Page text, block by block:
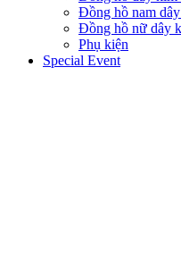
Đồng hồ nam
Đồng hồ nữ dây
Phụ kiện
Special Event